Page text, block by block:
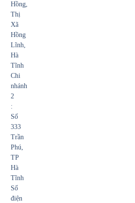
Hồng,
Thị
Xã
Hồng
Lĩnh,
Hà
Tĩnh
Chi
nhánh
2
:
Số
333
Trần
Phú,
TP
Hà
Tĩnh
Số
điện